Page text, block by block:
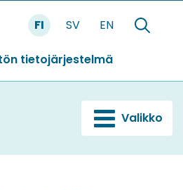
FI SV EN
Hae
tietojärjestelmä
Valikko